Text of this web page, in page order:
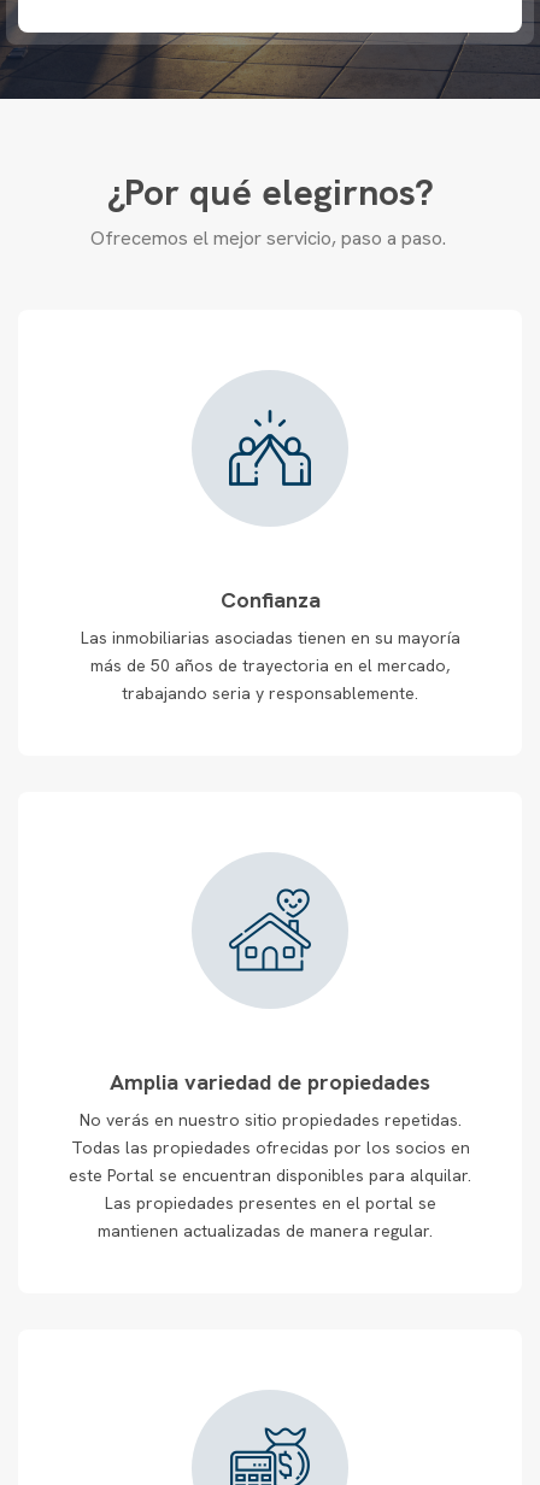
¿Por qué elegirnos?
Ofrecemos el mejor servicio, paso a paso.
Confianza
Las inmobiliarias asociadas tienen en su mayoría
más de 50 años de trayectoria en el mercado,
trabajando seria y responsablemente.
Amplia variedad de propiedades
No verás en nuestro sitio propiedades repetidas.
Todas las propiedades ofrecidas por los socios en
este Portal se encuentran disponibles para alquilar.
Las propiedades presentes en el portal se
mantienen actualizadas de manera regular.